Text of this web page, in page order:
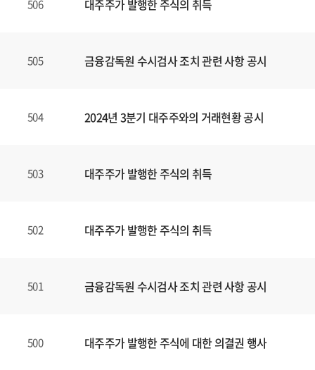
506 대주주가 발행한 주식의 취득
505 금융감독원 수시검사 조치 관련 사항 공시
504 2024년 3분기 대주주와의 거래현황 공시
503 대주주가 발행한 주식의 취득
502 대주주가 발행한 주식의 취득
501 금융감독원 수시검사 조치 관련 사항 공시
500 대주주가 발행한 주식에 대한 의결권 행사